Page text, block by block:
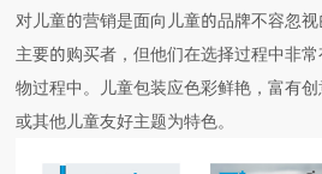
对儿童的营销是面向儿童的品牌不容忽
主要的购买者，但他们在选择过程中非
物过程中。儿童包装应色彩鲜艳，富有
或其他儿童友好主题为特色。